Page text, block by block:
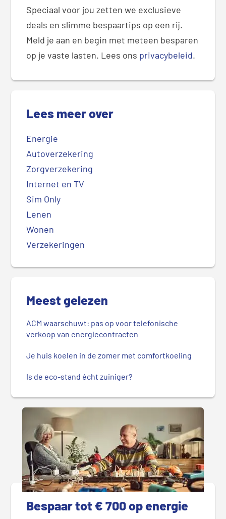
Speciaal voor jou zetten we exclusieve
deals en slimme bespaartips op een rij.
Meld je aan en begin met meteen besparen
op je vaste lasten. Lees ons privacybeleid.
Lees meer over
Energie
Autoverzekering
Zorgverzekering
Internet en TV
Sim Only
Lenen
Wonen
Verzekeringen
Meest gelezen
ACM waarschuwt: pas op voor telefonische
verkoop van energiecontracten
Je huis koelen in de zomer met comfortkoeling
Is de eco-stand écht zuiniger?
Bespaar tot € 700 op energie